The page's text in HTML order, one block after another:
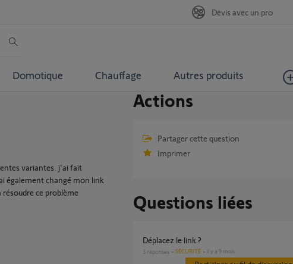
Domotique Chauffage Autres produits
Devis avec un pro
variantes. j'ai fait
également changé mon link
ce problème
Actions
Partager cette question
Imprimer
Questions liées
Déplacez le link ?
3 réponses SÉCURITÉ il y a 9 mois